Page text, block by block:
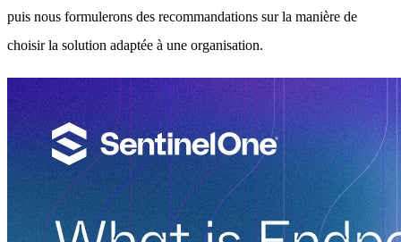
puis nous formulerons des recommandations sur la manière de
choisir la solution adaptée à une organisation.